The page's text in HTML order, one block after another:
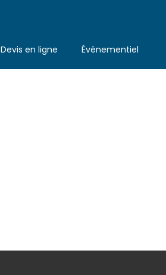
Devis en ligne Événementiel